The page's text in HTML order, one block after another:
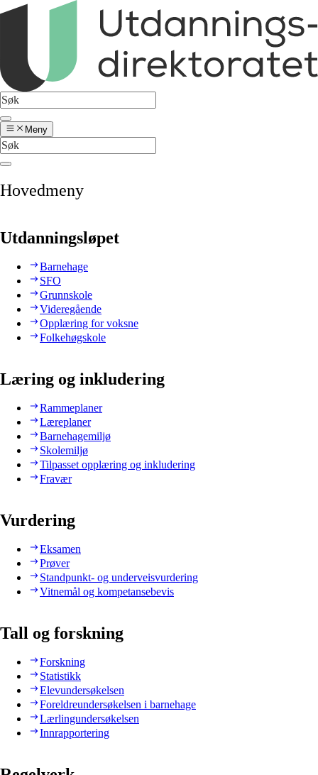
Meny
Hovedmeny
Utdanningsløpet
Barnehage
SFO
Grunnskole
Videregående
Opplæring for voksne
Folkehøgskole
Læring og inkludering
Rammeplaner
Læreplaner
Barnehagemiljø
Skolemiljø
Tilpasset opplæring og inkludering
Fravær
Vurdering
Eksamen
Prøver
Standpunkt- og underveisvurdering
Vitnemål og kompetansebevis
Tall og forskning
Forskning
Statistikk
Elevundersøkelsen
Foreldreundersøkelsen i barnehage
Lærlingundersøkelsen
Innrapportering